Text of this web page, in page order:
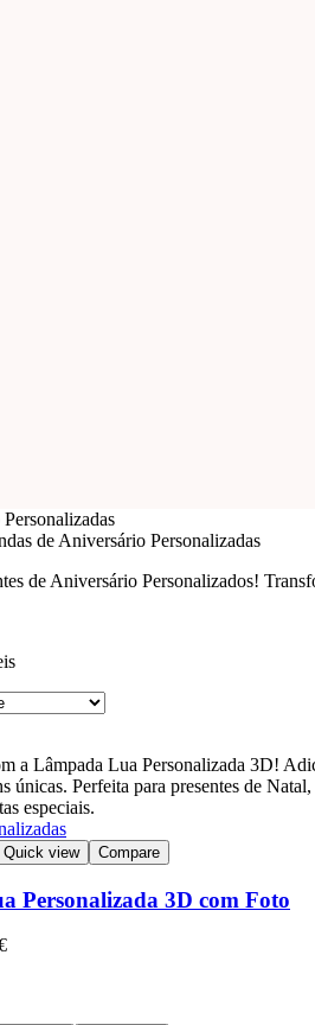
de Aniversário Personalizadas
de Aniversário Personalizados!
Quick view Compare
Personalizada 3D com Foto